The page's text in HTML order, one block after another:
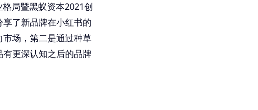
局暨黑蚁资本2021创
了新品牌在小红书的
场，第二是通过种草
有更深认知之后的品牌